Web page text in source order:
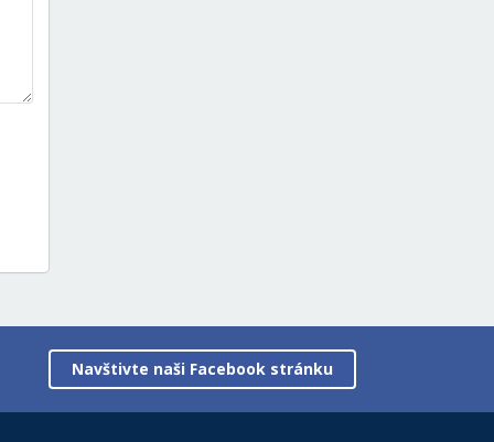
Navštivte naši Facebook stránku